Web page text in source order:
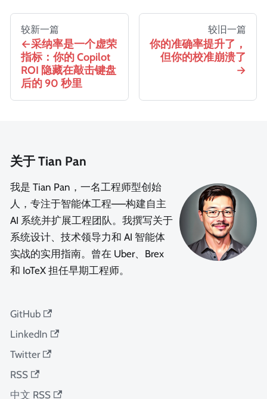
较新一篇
采纳率是一个虚荣
指标：你的 Copilot
ROI 隐藏在敲击键盘
后的 90 秒里
较旧一篇
你的准确率提升了，
但你的校准崩溃了
关于 Tian Pan
我是 Tian Pan，一名工程师型创始
人，专注于智能体工程——构建自主
AI 系统并扩展工程团队。我撰写关于
系统设计、技术领导力和 AI 智能体
实战的实用指南。曾在 Uber、Brex
和 IoTeX 担任早期工程师。
GitHub
LinkedIn
Twitter
RSS
中文 RSS